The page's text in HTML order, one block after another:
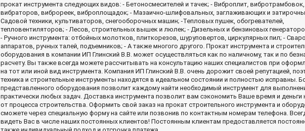
прокат инструмента следующих видов: - Бетоносмесителей и тачек; - Виброплит, вибротрамбовок,
вибраторов, виброреек, виброплощадок; - Мазаично-шлифовальных, заглаживающих и
Садовой техники, культиваторов, снегооборочных машин; -Тепловых пушек, обогревателей,
тепловентиляторов; - Лесов, строительных вышек и люлек; - Дизельных и бензиновых
- Ручного инструмента: отбойных молотков, плиткорезов, шуруповертов, циркулярных пил; -
аппаратов, ручных талей, подъемников; - А также многого другого. Прокат инструмента и
оборудования в компании ИП Глинский В.В. может осуществляться как по наличному, так и по
расчету. Вы также всегда можете рассчитывать на консультацию наших специалистов при
на тот или иной вид инструмента. Компания ИП Глинский В.В. очень дорожит своей репутацией,
техника и строительные инструменты находятся в идеальном состоянии и полностью исправны.
представленного оборудования позволит каждому найти необходимый инструмент для
практически любых задач. Доставка инструмента позволит вам сэкономить Ваше время и деньги
от процесса строительства. Оформить свой заказ на прокат строительного инструмента и
сможете через специальную форму на сайте или позвонив по контактным номерам телефона.
видеть Вас в числе наших постоянных клиентов! Постоянным клиентам предоставляется